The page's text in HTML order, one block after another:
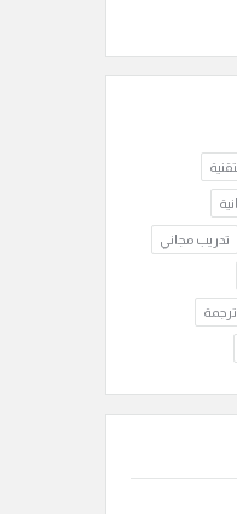
تدريب مجاني